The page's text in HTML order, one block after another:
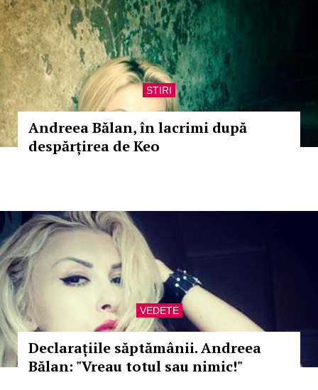
STIRI
Andreea Bălan, în lacrimi după
despărțirea de Keo
VEDETE
Declarațiile săptămânii. Andreea
Bălan: "Vreau totul sau nimic!"